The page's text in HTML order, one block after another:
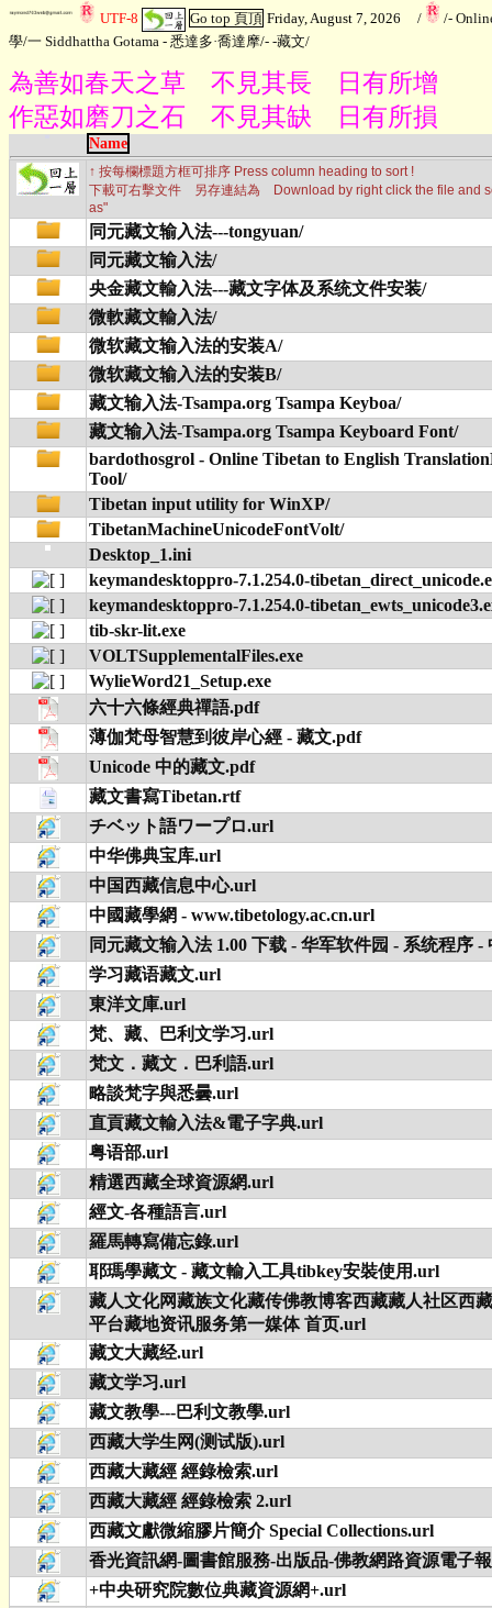
UTF-8 Go top 頁頂 Friday, August 7, 2026 / /-
學/一 Siddhattha Gotama - 悉達多·喬達摩/- -藏文/
為善如春天之草 不見其長 日有所增
作惡如磨刀之石 不見其缺 日有所損
Name
↑ 按每欄標題方框可排序 Press column heading to sort !
下載可右擊文件 另存連結為 Download by right click the file and
as"
同元藏文输入法---tongyuan/
同元藏文输入法/
央金藏文輸入法---藏文字体及系统文件安装/
微軟藏文輸入法/
微软藏文输入法的安装A/
微软藏文输入法的安装B/
藏文输入法-Tsampa.org Tsampa Keyboa/
藏文输入法-Tsampa.org Tsampa Keyboard Font/
bardothosgrol - Online Tibetan to English
Tool/
Tibetan input utility for WinXP/
TibetanMachineUnicodeFontVolt/
Desktop_1.ini
keymandesktoppro-7.1.254.0-
keymandesktoppro-7.1.254.0-
tib-skr-lit.exe
VOLTSupplementalFiles.exe
WylieWord21_Setup.exe
六十六條經典禪語.pdf
薄伽梵母智慧到彼岸心經 - 藏文.pdf
Unicode 中的藏文.pdf
藏文書寫Tibetan.rtf
チベット語ワープロ.url
中华佛典宝库.url
中国西藏信息中心.url
中國藏學網 - www.tibetology.ac.cn.url
同元藏文输入法 1.00 下载 - 华军软件园 - 系统程序 -
学习藏语藏文.url
東洋文庫.url
梵、藏、巴利文学习.url
梵文．藏文．巴利語.url
略談梵字與悉曇.url
直貢藏文輸入法&電子字典.url
粤语部.url
精選西藏全球資源網.url
經文-各種語言.url
羅馬轉寫備忘錄.url
耶瑪學藏文 - 藏文輸入工具tibkey安裝使用.url
藏人文化网藏族文化藏传佛教博客西藏藏人社区西
平台藏地资讯服务第一媒体 首页.url
藏文大藏经.url
藏文学习.url
藏文教學---巴利文教學.url
西藏大学生网(测试版).url
西藏大藏經 經錄檢索.url
西藏大藏經 經錄檢索 2.url
西藏文獻微縮膠片簡介 Special Collections.url
香光資訊網-圖書館服務-出版品-佛教網路資源電子
+中央研究院數位典藏資源網+.url